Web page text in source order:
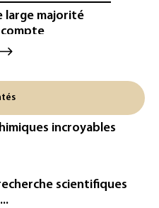
large majorité
feu (sondage)
par la Chine
contrôler la
des
solaires
contrôle des
incroyables
scientifiques